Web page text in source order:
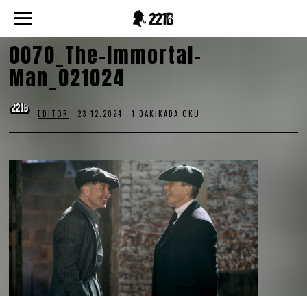
0070_The-Immortal-
Man_021024
EDITOR 23.12.2024 1 DAKIKADA OKU